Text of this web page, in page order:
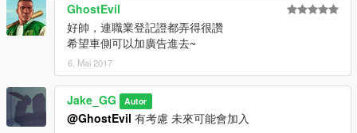
GhostEvil
好帥，連職業登記證都弄得很讚
希望車側可以加廣告進去~
6. Mai 2017
Jake_GG Autor
@GhostEvil 有考慮 未來可能會加入